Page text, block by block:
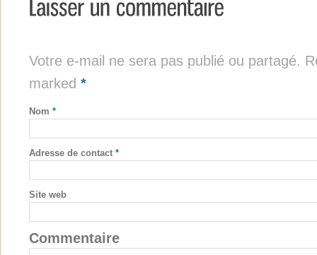
Votre e-mail ne sera pas publié ou partagé.
marked *
Nom *
Adresse de contact *
Site web
Commentaire